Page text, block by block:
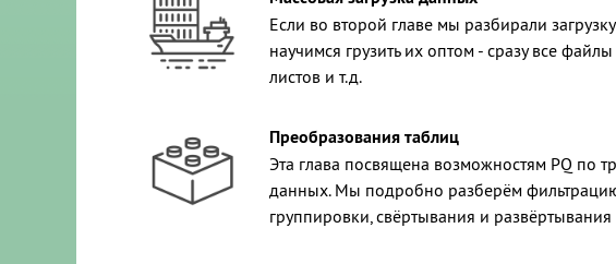
Если во второй главе мы разбирали
научимся грузить их оптом - сразу все
листов и т.д.
Преобразования таблиц
Эта глава посвящена возможностям PQ по
данных. Мы подробно разберём
группировки, свёртывания и